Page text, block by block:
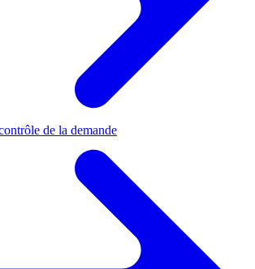
de la demande